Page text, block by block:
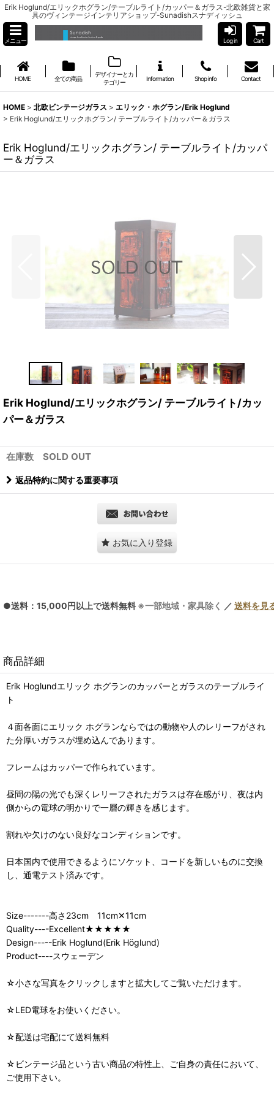
Erik Hoglund/エリックホグラン/テーブルライト/カッパー＆ガラス-北欧雑貨と家
具のヴィンテージインテリアショップ-Sunadishスナディッシュ
メニュー Log in Cart
HOME 全ての商品
デザイナーとカ
テゴリー
Information Shop info Contact
HOME > 北欧ビンテージガラス > エリック・ホグラン/Erik Hoglund
> Erik Hoglund/エリックホグラン/ テーブルライト/カッパー＆ガラス
Erik Hoglund/エリックホグラン/ テーブルライト/カッパ
ー＆ガラス
Erik Hoglund/エリックホグラン/ テーブルライト/カッ
パー＆ガラス
在庫数 SOLD OUT
返品特約に関する重要事項
お気に入り登録
●送料：15,000円以上で送料無料 ※一部地域・家具除く ／ 送料を見
商品詳細
Erik Hoglundエリック ホグランのカッパーとガラスのテーブルライ
ト
４面各面にエリック ホグランならではの動物や人のレリーフがされ
た分厚いガラスが埋め込んであります。
フレームはカッパーで作られています。
昼間の陽の光でも深くレリーフされたガラスは存在感がり、夜は内
側からの電球の明かりで一層の輝きを感じます。
割れや欠けのない良好なコンディションです。
日本国内で使用できるようにソケット、コードを新しいものに交換
し、通電テスト済みです。
Size-------高さ23cm 11cm✕11cm
Quality----Excellent★★★★★
Design-----Erik Hoglund(Erik Höglund)
Product----スウェーデン
☆小さな写真をクリックしますと拡大してご覧いただけます。
☆LED電球をお使いください。
☆配送は宅配にて送料無料
☆ビンテージ品という古い商品の特性上、ご自身の責任において、
ご使用下さい。